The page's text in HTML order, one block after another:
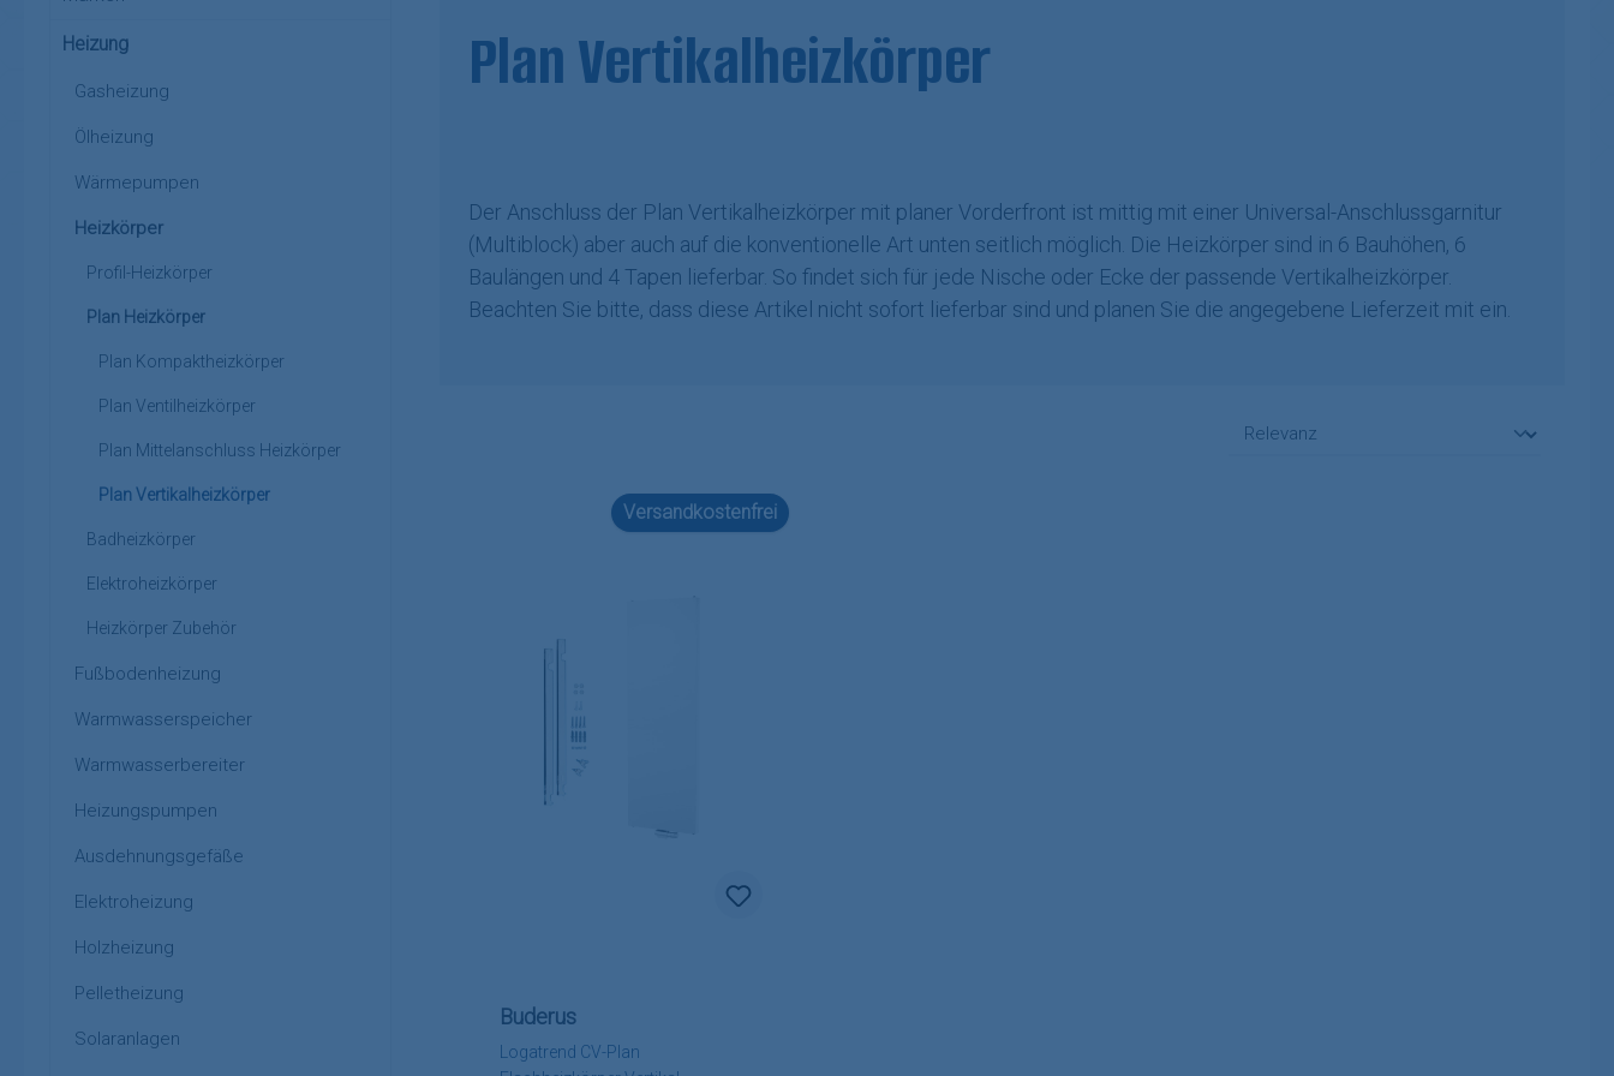
Heizung
Gasheizung
Ölheizung
Wärmepumpen
Heizkörper
Profil-Heizkörper
Plan Heizkörper
Plan Kompaktheizkörper
Plan Ventilheizkörper
Plan Mittelanschluss Heizkörper
Plan Vertikalheizkörper
Badheizkörper
Elektroheizkörper
Heizkörper Zubehör
Fußbodenheizung
Warmwasserspeicher
Warmwasserbereiter
Heizungspumpen
Ausdehnungsgefäße
Elektroheizung
Holzheizung
Pelletheizung
Solaranlagen
Plan Vertikalheizkörper
Der Anschluss der Plan Vertikalheizkörper mit planer Vorderfront ist mittig mit einer Universal-Anschlussgarnitur
(Multiblock) aber auch auf die konventionelle Art unten seitlich möglich. Die Heizkörper sind in 6 Bauhöhen, 6
Baulängen und 4 Tapen lieferbar. So findet sich für jede Nische oder Ecke der passende Vertikalheizkörper.
Beachten Sie bitte, dass diese Artikel nicht sofort lieferbar sind und planen Sie die angegebene Lieferzeit mit ein.
Versandkostenfrei
Logatrend CV-Plan
Buderus